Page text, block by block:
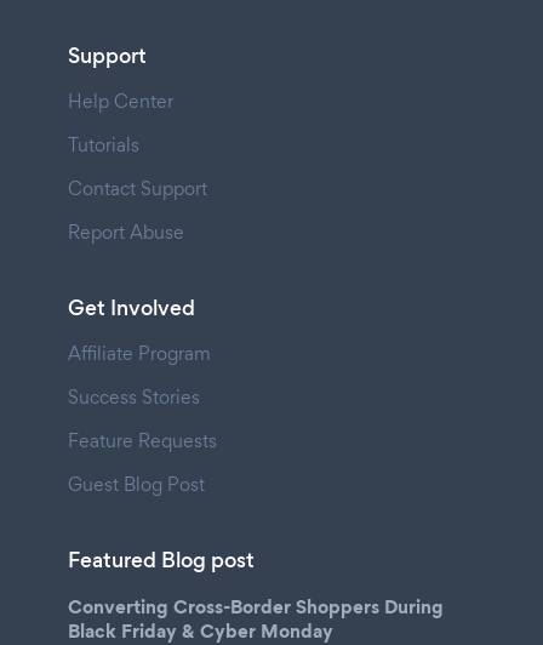
Support
Help Center
Tutorials
Contact Support
Report Abuse
Get Involved
Affiliate Program
Success Stories
Feature Requests
Guest Blog Post
Featured Blog post
Converting Cross-Border Shoppers During
Black Friday & Cyber Monday